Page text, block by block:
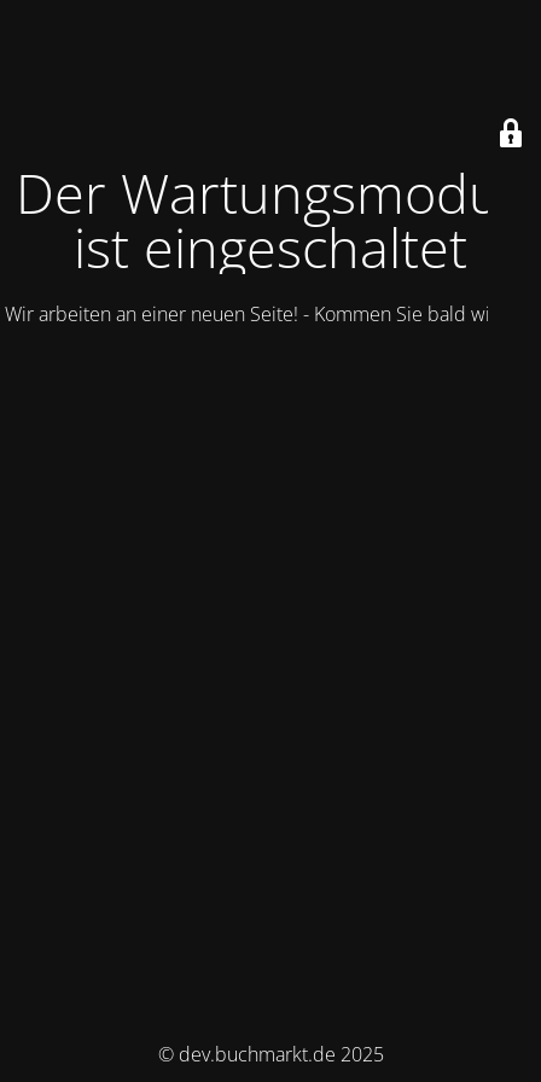
Der Wartungsmodus
ist eingeschaltet
Wir arbeiten an einer neuen Seite! - Kommen Sie bald wieder.
© dev.buchmarkt.de 2025